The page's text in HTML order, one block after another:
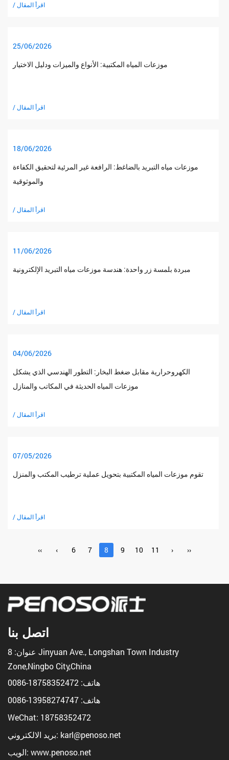
/ اقرأ المقال
25/06/2026
موزعات المياه المكتبية: الأنواع والميزات ودليل الاختيار
/ اقرأ المقال
18/06/2026
موزعات مياه التبريد بالضاغط: الرافعة غير المرئية لتحقيق الكفاءة
والموثوقية
/ اقرأ المقال
11/06/2026
مبردة بلمسة زر واحدة: هندسة موزعات مياه التبريد الإلكترونية
/ اقرأ المقال
04/06/2026
الكهروحرارية مقابل ضغط البخار: التطور الهندسي الذي يشكل
موزعات المياه الحديثة في المكاتب والمنازل
/ اقرأ المقال
07/05/2026
تقوم موزعات المياه المكتبية بتحويل عملية ترطيب المكتب والمنزل
/ اقرأ المقال
‹‹ ‹ 6 7 8 9 10 11 › ››
اتصل بنا
عنوان: 8 Jinyuan Ave., Longshan Town Industry
Zone,Ningbo City,China
هاتف: 18758352472-0086
هاتف: 13958274747-0086
WeChat: 18758352472
بريد الالكتروني: karl@penoso.net
الويب: www.penoso.net